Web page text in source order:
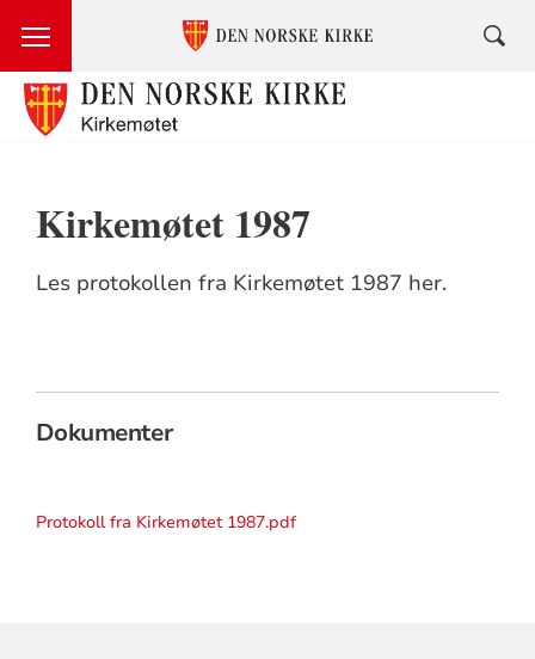
Kirkemøtet 1987
Les protokollen fra Kirkemøtet 1987 her.
Dokumenter
Protokoll fra Kirkemøtet 1987.pdf